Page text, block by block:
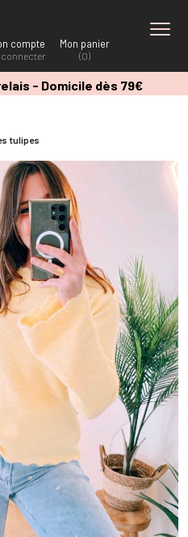
compte
connecter
Mon panier
(0)
- Domicile dès 79€
tulipes